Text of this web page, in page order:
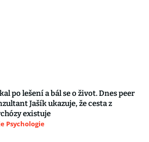
po lešení a bál se o život. Dnes peer
Jašík ukazuje, že cesta z
existuje
Psychologie